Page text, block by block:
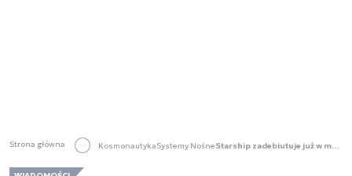
Strona główna KosmonautykaSystemy Nośne Starship zadebiutuje już w marcu?